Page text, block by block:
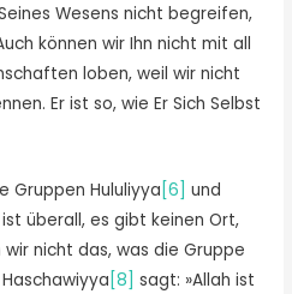
Wesens nicht begreifen,
können wir Ihn nicht mit all
loben, weil wir nicht
Er ist so, wie Er Sich Selbst
Gruppen Hululiyya [6] und
überall, es gibt keinen Ort,
wir nicht das, was die Gruppe
[8] sagt: »Allah ist